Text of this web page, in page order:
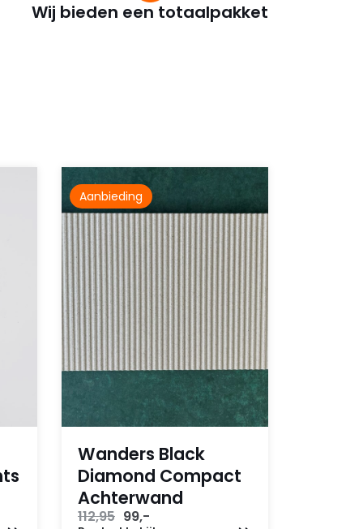
Wij bieden een totaalpakket
Aanbieding
Wanders Black
Diamond Compact
Achterwand
112,95 Oorspronkelijke
99,-